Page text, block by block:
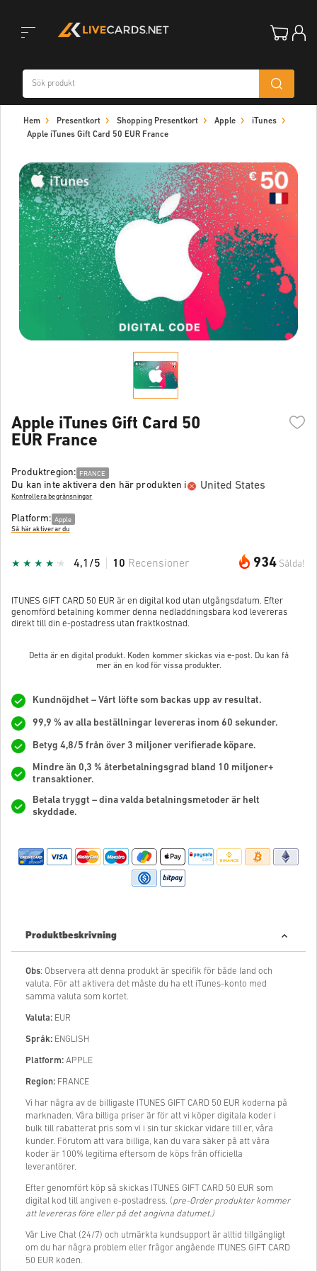
navigation
Hem Presentkort Shopping Presentkort Apple
iTunes
Apple iTunes Gift Card 50 EUR France
Apple iTunes Gift Card 50
EUR France
Produktregion: FRANCE
Du kan inte aktivera den här produkten i United States
Kontrollera begränsningar
Platform: Apple
Så här aktiverar du
934 Sålda!
4,1/5 10 Recensioner
ITUNES GIFT CARD 50 EUR är en digital kod utan utgångsdatum. Efter
genomförd betalning kommer denna nedladdningsbara kod levereras
direkt till din e-postadress utan fraktkostnad.
Detta är en digital produkt. Koden kommer skickas via e-post. Du kan få
mer än en kod för vissa produkter.
Kundnöjdhet – Vårt löfte som backas upp av resultat.
99,9 % av alla beställningar levereras inom 60 sekunder.
Betyg 4,8/5 från över 3 miljoner verifierade köpare.
Mindre än 0,3 % återbetalningsgrad bland 10 miljoner+
transaktioner.
Betala tryggt – dina valda betalningsmetoder är helt
skyddade.
Produktbeskrivning
Obs: Observera att denna produkt är specifik för både land och
valuta. För att aktivera det måste du ha ett iTunes-konto med
samma valuta som kortet.
Valuta: EUR
Språk: ENGLISH
Platform: APPLE
Region: FRANCE
Vi har några av de billigaste ITUNES GIFT CARD 50 EUR koderna på
marknaden. Våra billiga priser är för att vi köper digitala koder i
bulk till rabatterat pris som vi i sin tur skickar vidare till er, våra
kunder. Förutom att vara billiga, kan du vara säker på att våra
koder är 100% legitima eftersom de köps från officiella
leverantörer.
Efter genomfört köp så skickas ITUNES GIFT CARD 50 EUR som
digital kod till angiven e-postadress. (pre-Order produkter kommer
att levereras före eller på det angivna datumet.)
Vår Live Chat (24/7) och utmärkta kundsupport är alltid tillgängligt
om du har några problem eller frågor angående ITUNES GIFT CARD
50 EUR koden.